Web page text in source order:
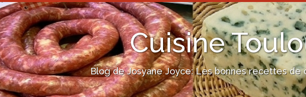
Cuisine
Blog de Josyane Joyce: Les bonnes recettes